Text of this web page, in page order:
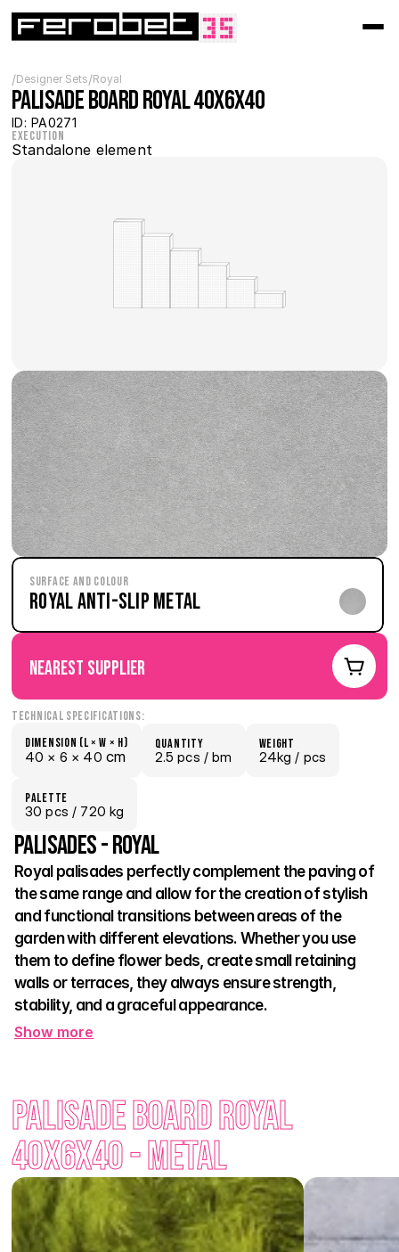
/Designer Sets/Royal
Palisade board Royal 40x6x40
ID: PA0271
Execution
Standalone element
Surface and Colour
Royal Anti-Slip Metal
nearest supplier
Technical Specifications:
Dimension (L × W × H)
40 × 6 × 40 cm
quantity
2.5 pcs / bm
weight
24kg / pcs
palette
30 pcs / 720 kg
Palisades - Royal
Royal palisades perfectly complement the paving of
the same range and allow for the creation of stylish
and functional transitions between areas of the
garden with different elevations. Whether you use
them to define flower beds, create small retaining
walls or terraces, they always ensure strength,
stability, and a graceful appearance.
The non-slip surface ensures a safe step even in high
are not just a practical solution – they are also a visually
attractive element that enhances the impression of a royally
arranged outdoor space.
Arrange your terrain with style – Royal palisades achieve this
with elegance.
Show more
Palisade board Royal
40x6x40 - Metal